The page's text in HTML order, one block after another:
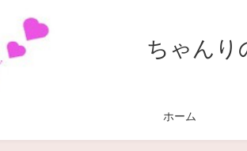
ちゃんり
ホーム